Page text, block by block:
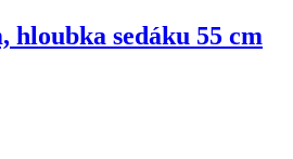
hloubka sedáku 55 cm